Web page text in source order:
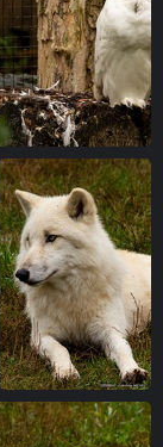
6866-1
5097 fois
IMG 6869-1
vue 4978 fois